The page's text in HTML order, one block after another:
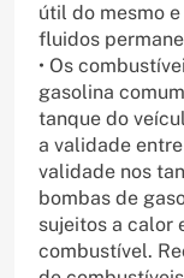
útil do mesmo
fluidos
• Os
gasolina
tanque do
a validade
validade nos
bombas de
sujeitos a calor
combustível.